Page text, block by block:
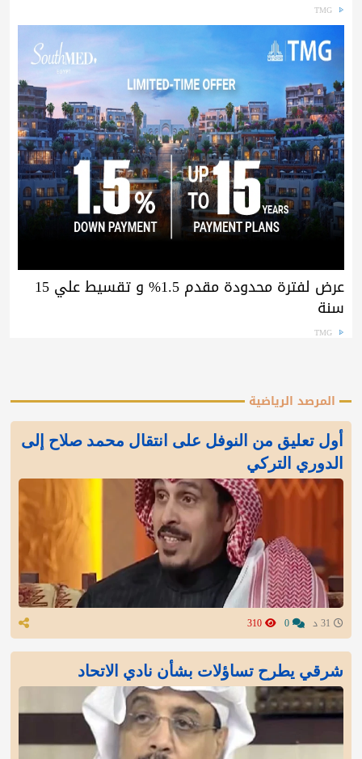
TMG
عرض لفترة محدودة مقدم 1.5% و تقسيط علي 15
سنة
TMG
المرصد الرياضية
أول تعليق من النوفل على انتقال محمد صلاح إلى
الدوري التركي
شرقي يطرح تساؤلات بشأن نادي الاتحاد